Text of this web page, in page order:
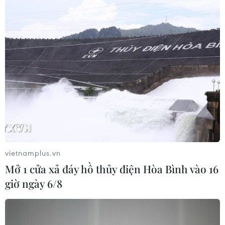
#Thủ tướng Ukraine
#Yulia Tymoshenko
#Lạm dụng quyền lực
#Tòa án Ukraine
Theo dõi VietnamPlus
TIN CÙNG CHUYÊN MỤC
vietnamplus.vn
Mở 1 cửa xả đáy hồ thủy điện Hòa Bình vào 16
giờ ngày 6/8